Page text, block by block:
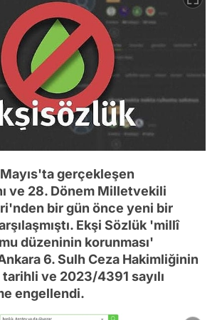
gerçekleşen
ve 28. Dönem Milletvekili
bir gün önce yeni bir
Ekşi Sözlük 'millî
düzeninin korunması'
6. Sulh Ceza Hakimliğinin
tarihli ve 2023/4391 sayılı
engellendi.